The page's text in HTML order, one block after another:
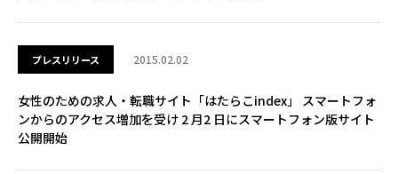
プレスリリース 2015.02.02
女性のための求人・転職サイト「はたらこindex」 スマートフォ
ンからのアクセス増加を受け 2 月2 日にスマートフォン版サイト
公開開始